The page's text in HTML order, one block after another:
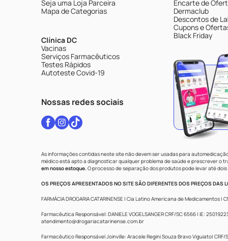
Seja uma Loja Parceira
Mapa de Categorias
Clínica DC
Vacinas
Serviços Farmacêuticos
Testes Rápidos
Autoteste Covid-19
Nossas redes sociais
Encarte de
Dermaclub
Descontos de
Cupons e
Black Friday
As informações contidas neste site não devem ser usadas para
médico está apto a diagnosticar qualquer problema de saúde e prescrever o
em nosso estoque.O processo de separação dos produtos pode levar até
OS PREÇOS APRESENTADOS NO SITE SÃO DIFERENTES DOS PREÇOS DAS
FARMÁCIA DROGARIA CATARINENSE | Cia Latino Americana de
Farmacêutica Responsável: DANIELE VOGELSANGER CRF/SC 6566 | IE:
atendimento@drogariacatarinense.com.br
Farmacêutico Responsável Joinville: Aracele Regini Souza Bravo Viguiato| CRF/